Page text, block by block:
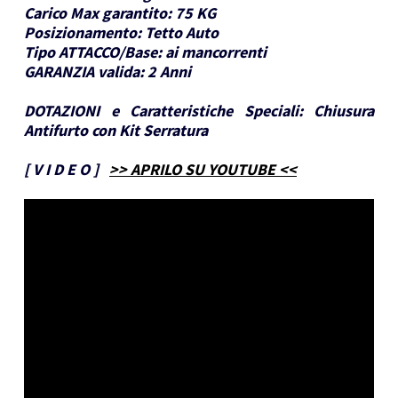
Carico Max garantito: 75 KG
Posizionamento: Tetto Auto
Tipo ATTACCO/Base: ai mancorrenti
GARANZIA valida:2 Anni
DOTAZIONI e Caratteristiche Speciali:
Chiusura
Antifurto con Kit Serratura
[V I D E O] >> APRILO SU YOUTUBE <<